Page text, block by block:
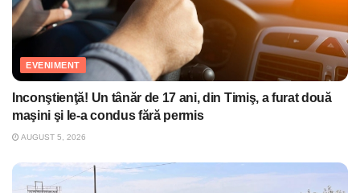
EVENIMENT
Inconştienţă! Un tânăr de 17 ani, din Timiş, a furat două
maşini şi le-a condus fără permis
AUGUST 5, 2026